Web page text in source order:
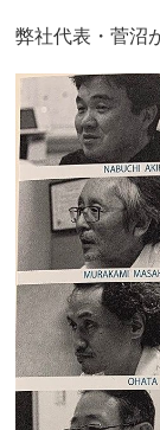
弊社代表・菅沼